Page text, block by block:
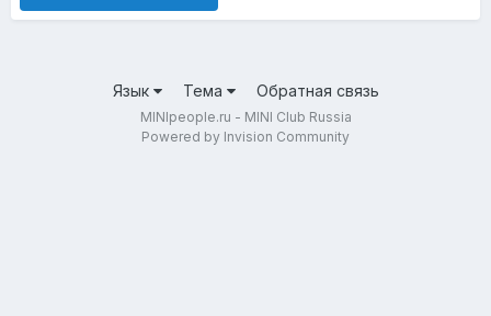
Язык Тема Обратная связь
MINIpeople.ru - MINI Club Russia
Powered by Invision Community